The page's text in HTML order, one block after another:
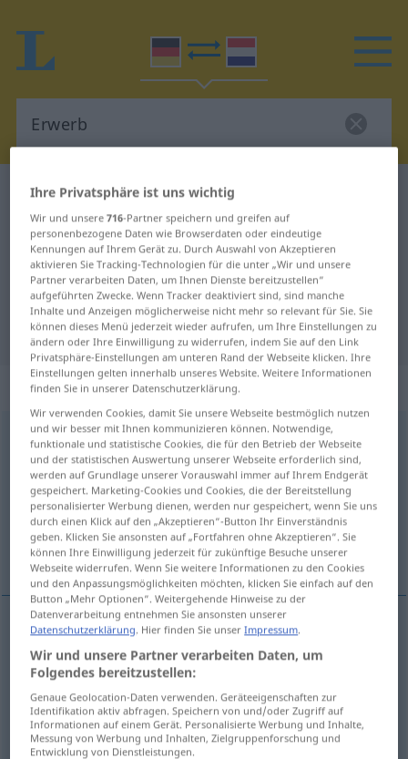
Deutsch-Niederländisch Wörterbuch
Deutsch-Niederländisch
Übersetzung für "Erwerb"
"Erwerb" Niederländisch
Übersetzung
„Erwerb“: Maskulinum, männlich
Erwerbm <-(e)s;-e>
Übersicht aller Übersetzungen
(Für mehr Details die Übersetzung anklicken/antippen)
verdienste, aankoop, broodwinning,
verwerven, verkrijgen
(het) verwerven , (het) verkrijgen Erwerb
verdienste Erwerb
aankoop Erwerb Kauf
Ihre Privatsphäre ist uns wichtig
Wir und unsere716-Partner speichern und greifen auf
personenbezogene Daten wie Browserdaten oder eindeutige
Kennungen auf Ihrem Gerät zu. Durch Auswahl von Akzeptieren
aktivieren Sie Tracking-Technologien für die unter „Wir und unsere
Partner verarbeiten Daten, um Ihnen Dienste bereitzustellen“
aufgeführten Zwecke. Wenn Tracker deaktiviert sind, sind manche
Inhalte und Anzeigen möglicherweise nicht mehr so relevant für Sie. Sie
können dieses Menü jederzeit wieder aufrufen, um Ihre Einstellungen zu
ändern oder Ihre Einwilligung zu widerrufen, indem Sie auf den Link
Privatsphäre-Einstellungen am unteren Rand der Webseite klicken. Ihre
Einstellungen gelten innerhalb unseres Website. Weitere Informationen
finden Sie in unserer Datenschutzerklärung.
Wir verwenden Cookies, damit Sie unsere Webseite bestmöglich nutzen
und wir besser mit Ihnen kommunizieren können. Notwendige,
funktionale und statistische Cookies, die für den Betrieb der Webseite
und der statistischen Auswertung unserer Webseite erforderlich sind,
werden auf Grundlage unserer Vorauswahl immer auf Ihrem Endgerät
gespeichert. Marketing-Cookies und Cookies, die der Bereitstellung
personalisierter Werbung dienen, werden nur gespeichert, wenn Sie uns
durch einen Klick auf den „Akzeptieren“-Button Ihr Einverständnis
geben. Klicken Sie ansonsten auf „Fortfahren ohne Akzeptieren“. Sie
können Ihre Einwilligung jederzeit für zukünftige Besuche unserer
Webseite widerrufen. Wenn Sie weitere Informationen zu den Cookies
und den Anpassungsmöglichkeiten möchten, klicken Sie einfach auf den
Button „Mehr Optionen“. Weitergehende Hinweise zu der
Datenverarbeitung entnehmen Sie ansonsten unserer
Datenschutzerklärung. Hier finden Sie unserImpressum.
Wir und unsere Partner verarbeiten Daten, um
Folgendes bereitzustellen:
Genaue Geolocation-Daten verwenden. Geräteeigenschaften zur
Identifikation aktiv abfragen. Speichern von und/oder Zugriff auf
Informationen auf einem Gerät. Personalisierte Werbung und Inhalte,
Messung von Werbung und Inhalten, Zielgruppenforschung und
Entwicklung von Dienstleistungen.